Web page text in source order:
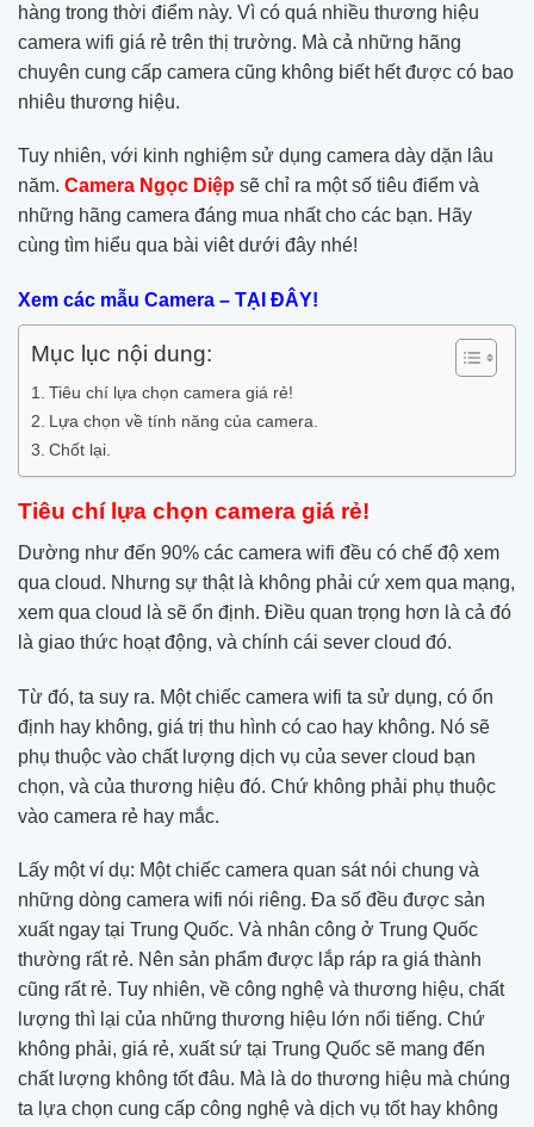
hàng trong thời điểm này. Vì có quá nhiều thương hiệu
camera wifi giá rẻ trên thị trường. Mà cả những hãng
chuyên cung cấp camera cũng không biết hết được có bao
nhiêu thương hiệu.
Tuy nhiên, với kinh nghiệm sử dụng camera dày dặn lâu
năm. Camera Ngọc Diệp sẽ chỉ ra một số tiêu điểm và
những hãng camera đáng mua nhất cho các bạn. Hãy
cùng tìm hiểu qua bài viêt dưới đây nhé!
Xem các mẫu Camera – TẠI ĐÂY!
Mục lục nội dung:
Tiêu chí lựa chọn camera giá rẻ!
Lựa chọn về tính năng của camera.
Chốt lại.
Tiêu chí lựa chọn camera giá rẻ!
Dường như đến 90% các camera wifi đều có chế độ xem
qua cloud. Nhưng sự thật là không phải cứ xem qua mạng,
xem qua cloud là sẽ ổn định. Điều quan trọng hơn là cả đó
là giao thức hoạt động, và chính cái sever cloud đó.
Từ đó, ta suy ra. Một chiếc camera wifi ta sử dụng, có ổn
định hay không, giá trị thu hình có cao hay không. Nó sẽ
phụ thuộc vào chất lượng dịch vụ của sever cloud bạn
chọn, và của thương hiệu đó. Chứ không phải phụ thuộc
vào camera rẻ hay mắc.
Lấy một ví dụ: Một chiếc camera quan sát nói chung và
những dòng camera wifi nói riêng. Đa số đều được sản
xuất ngay tại Trung Quốc. Và nhân công ở Trung Quốc
thường rất rẻ. Nên sản phẩm được lắp ráp ra giá thành
cũng rất rẻ. Tuy nhiên, về công nghệ và thương hiệu, chất
lượng thì lại của những thương hiệu lớn nổi tiếng. Chứ
không phải, giá rẻ, xuất sứ tại Trung Quốc sẽ mang đến
chất lượng không tốt đâu. Mà là do thương hiệu mà chúng
ta lựa chọn cung cấp công nghệ và dịch vụ tốt hay không